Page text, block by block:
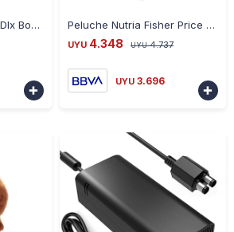
Play Set Super Mario Dlx Boo Mansion Nintendo

Peluche Nutria Fisher Price Hora de Dormir
UYU 4.348 UYU 4.737
UYU 3.696
